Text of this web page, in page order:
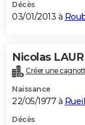
Décès
03/01/2013 à
Nicolas
Créer une
Naissance
22/05/1977 à
Décès